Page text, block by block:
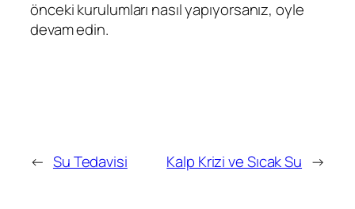
önceki kurulumları nasıl yapıyorsanız, oyle
devam edin.
← Su Tedavisi Kalp Krizi ve Sıcak Su →